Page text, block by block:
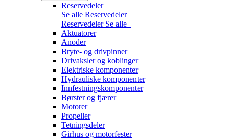
Reservedeler
Se alle Reservedeler
Reservedeler Se alle
Aktuatorer
Anoder
Bryte- og drivpinner
Drivaksler og koblinger
Elektriske komponenter
Hydrauliske komponenter
Innfestningskomponenter
Børster og fjærer
Motorer
Propeller
Tetningsdeler
Girhus og motorfester